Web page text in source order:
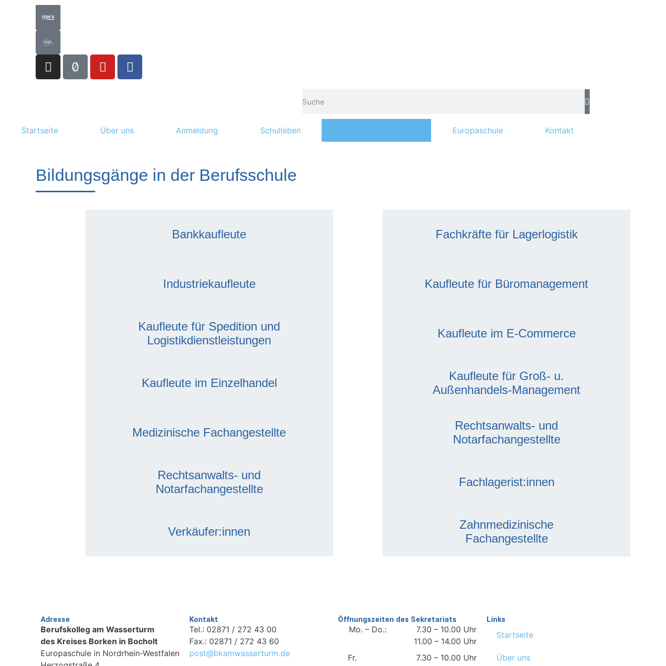
Startseite Über uns Anmeldung Schulleben Europaschule Kontakt
Bildungsgänge in der Berufsschule
Bankkaufleute Fachkräfte für Lagerlogistik
Industriekaufleute Kaufleute für Büromanagement
Kaufleute für Spedition und
Logistikdienstleistungen
Kaufleute im E-Commerce
Kaufleute im Einzelhandel
Kaufleute für Groß- u.
Außenhandels-Management
Medizinische Fachangestellte
Rechtsanwalts- und
Notarfachangestellte
Rechtsanwalts- und
Notarfachangestellte
Fachlagerist:innen
Verkäufer:innen
Zahnmedizinische
Fachangestellte
Adresse
Berufskolleg am Wasserturm
des Kreises Borken in Bocholt
Europaschule in Nordrhein-Westfalen
Kontakt
Tel.: 02871 / 272 43 00
Fax.: 02871 / 272 43 60
post@bkamwasserturm.de
Öffnungszeiten des Sekretariats
Mo. – Do.: 7.30 – 10.00 Uhr
11.00 – 14.00 Uhr
Fr. 7.30 – 10.00 Uhr
Links
Startseite
Über uns